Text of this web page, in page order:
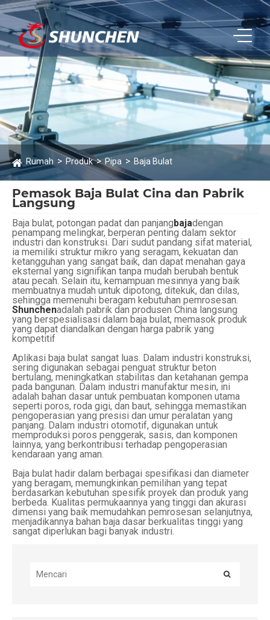
Rumah Produk Pipa Baja Bulat
Pemasok Baja Bulat Cina dan Pabrik
Langsung
Baja bulat, potongan padat dan panjangbajadengan
penampang melingkar, berperan penting dalam sektor
industri dan konstruksi. Dari sudut pandang sifat material,
ia memiliki struktur mikro yang seragam, kekuatan dan
ketangguhan yang sangat baik, dan dapat menahan gaya
eksternal yang signifikan tanpa mudah berubah bentuk
atau pecah. Selain itu, kemampuan mesinnya yang baik
membuatnya mudah untuk dipotong, ditekuk, dan dilas,
sehingga memenuhi beragam kebutuhan pemrosesan.
Shunchenadalah pabrik dan produsen China langsung
yang berspesialisasi dalam baja bulat, memasok produk
yang dapat diandalkan dengan harga pabrik yang
kompetitif
Aplikasi baja bulat sangat luas. Dalam industri konstruksi,
sering digunakan sebagai penguat struktur beton
bertulang, meningkatkan stabilitas dan ketahanan gempa
pada bangunan. Dalam industri manufaktur mesin, ini
adalah bahan dasar untuk pembuatan komponen utama
seperti poros, roda gigi, dan baut, sehingga memastikan
pengoperasian yang presisi dan umur peralatan yang
panjang. Dalam industri otomotif, digunakan untuk
memproduksi poros penggerak, sasis, dan komponen
lainnya, yang berkontribusi terhadap pengoperasian
kendaraan yang aman.
Baja bulat hadir dalam berbagai spesifikasi dan diameter
yang beragam, memungkinkan pemilihan yang tepat
berdasarkan kebutuhan spesifik proyek dan produk yang
berbeda. Kualitas permukaannya yang tinggi dan akurasi
dimensi yang baik memudahkan pemrosesan selanjutnya,
menjadikannya bahan baja dasar berkualitas tinggi yang
sangat diperlukan bagi banyak industri.